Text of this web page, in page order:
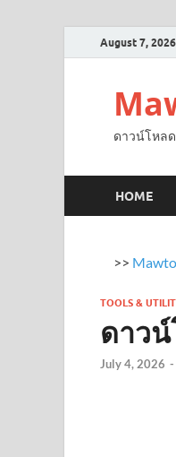
August 7, 2026
ดาวน์โหล
HOME
>> Mawto
TOOLS &
ดาวน์
July 4, 2026 -